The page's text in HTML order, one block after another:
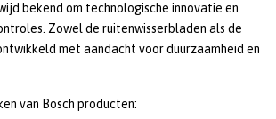
bekend om technologische innovatie en
Zowel de ruitenwisserbladen als de
met aandacht voor duurzaamheid en
van Bosch producten: